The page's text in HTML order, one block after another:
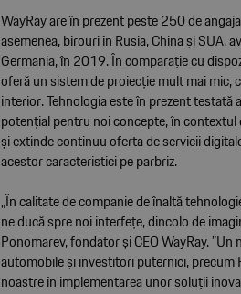
WayRay are în prezent peste 250 de
asemenea, birouri în Rusia, China și SUA,
Germania, în 2019. În comparație cu
oferă un sistem de proiecție mult mai mic,
interior. Tehnologia este în prezent
potențial pentru noi concepte, în
și extinde continuu oferta de servicii
acestor caracteristici pe parbriz.
„În calitate de companie de înaltă
ne ducă spre noi interfețe, dincolo de
Ponomarev, fondator și CEO WayRay.
automobile și investitori puternici, precum
noastre în implementarea unor soluții